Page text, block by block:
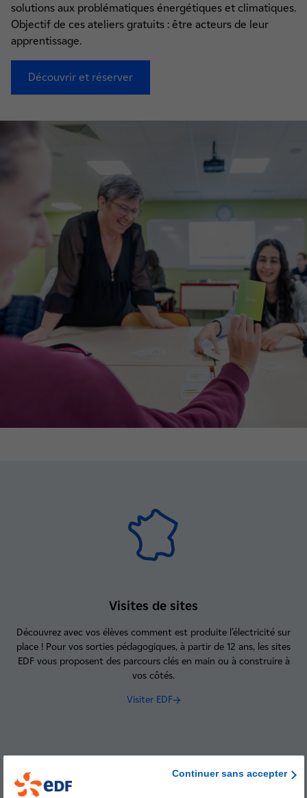
solutions aux problématiques énergétiques et climatiques.
Objectif de ces ateliers gratuits : être acteurs de leur
apprentissage.
Découvrir et réserver
Visites de sites
Découvrez avec vos élèves comment est produite l’électricité sur
place ! Pour vos sorties pédagogiques, à partir de 12 ans, les sites
EDF vous proposent des parcours clés en main ou à construire à
vos côtés.
Visiter EDF
Continuer sans accepter